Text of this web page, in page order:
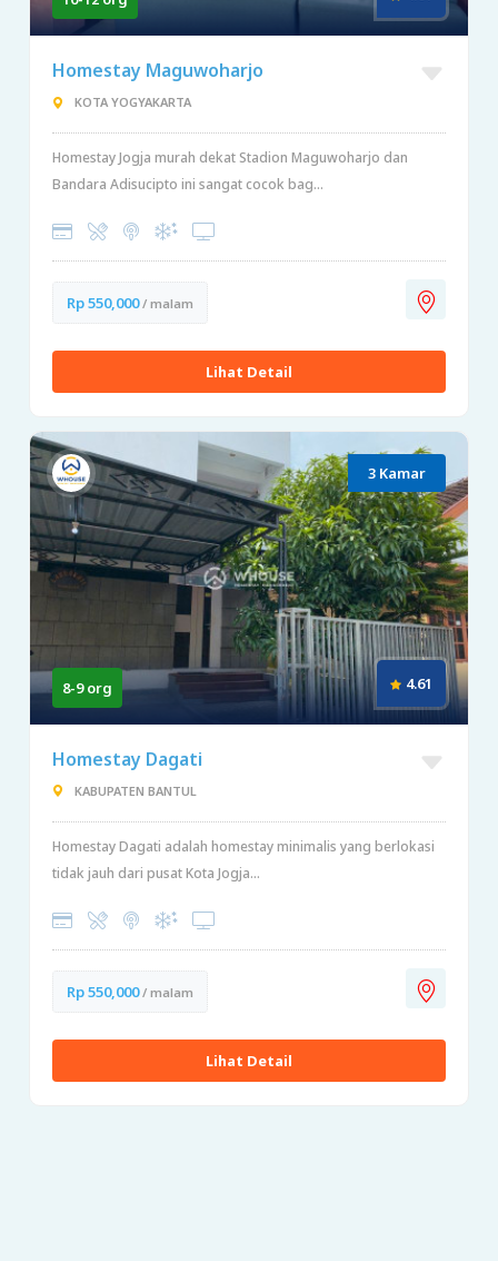
Homestay Maguwoharjo
KOTA YOGYAKARTA
Homestay Jogja murah dekat Stadion Maguwoharjo dan
Bandara Adisucipto ini sangat cocok bag...
Rp 550,000/ malam
Lihat Detail
3 Kamar
8-9 org 4.61
Homestay Dagati
KABUPATEN BANTUL
Homestay Dagati adalah homestay minimalis yang berlokasi
tidak jauh dari pusat Kota Jogja...
Rp 550,000/ malam
Lihat Detail